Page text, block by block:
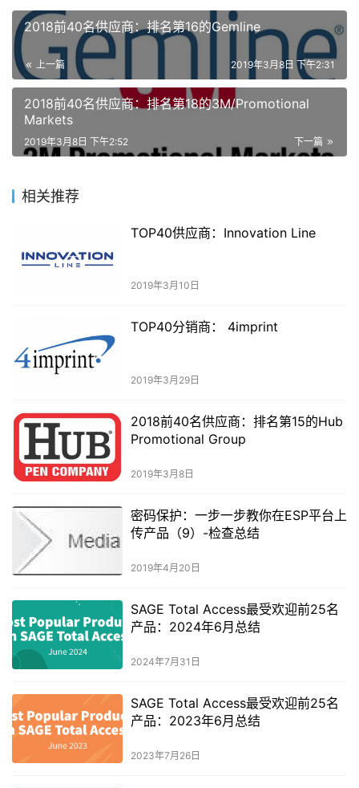
2018前40名供应商：排名第16的Gemline
上一篇 2019年3月8日 下午2:31
2018前40名供应商：排名第18的3M/Promotional
Markets
下一篇
2019年3月8日 下午2:52
相关推荐
TOP40供应商：Innovation Line
2019年3月10日
TOP40分销商： 4imprint
2019年3月29日
2018前40名供应商：排名第15的Hub
Promotional Group
2019年3月8日
密码保护：一步一步教你在ESP平台上
传产品（9）-检查总结
2019年4月20日
SAGE Total Access最受欢迎前25名
产品：2024年6月总结
2024年7月31日
SAGE Total Access最受欢迎前25名
产品：2023年6月总结
2023年7月26日